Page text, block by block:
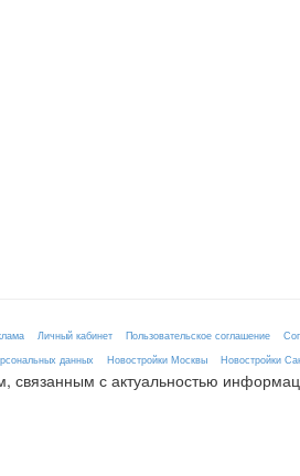
Личный кабинет Пользовательское соглашение
данных
Новостройки Москвы Новостройки
связанным с актуальностью